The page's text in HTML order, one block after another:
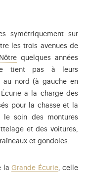
ligne la présentation
symétriquement sur
les trois avenues de
André Le Nôtre
quelques années
tient pas à leurs
au nord (à gauche en
a la charge des
pour la chasse et la
soin des montures
et des voitures,
et gondoles.
laGrande Écurie, celle